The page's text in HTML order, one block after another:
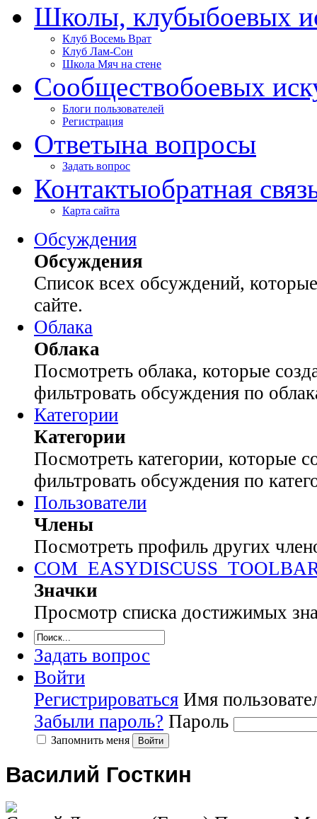
Школы, клубыбоевых
Клуб Восемь Врат
Клуб Лам-Сон
Школа Мяч на стене
Сообществобоевых
Блоги пользователей
Регистрация
Ответына вопросы
Задать вопрос
Контактыобратная
Карта сайта
Обсуждения
Обсуждения
Список всех обсуждений,
сайте.
Облака
Облака
Посмотреть облака, которые
фильтровать обсуждения по
Категории
Категории
Посмотреть категории, которые
фильтровать обсуждения по
Пользователи
Члены
Посмотреть профиль других
Значки
Просмотр списка достижимых
Задать вопрос
Войти
Регистрироваться Имя
Забыли пароль? Пароль
Запомнить меня Войти
Василий Госткин